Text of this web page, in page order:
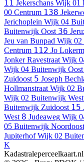
11 Jekerschans Wijk 01
00 Centrum 138
Jerichoplein Wijk 04
Buitenwijk Oost 36
Jeu van Bunpad Wijk 02
Centrum 112 Jo
Jonker Ravestraat Wijk
Wijk 04 Buitenwijk Oost
Zuidoost 5 Joseph
Hollmanstraat Wijk 02
Wijk 02 Buitenwijk West
Buitenwijk Zuidoost 15
West 8 Judeaweg Wijk
05 Buitenwijk Noordoost
Jupiterhof Wijk 02
K
Kadastraleperceelkaart.nl